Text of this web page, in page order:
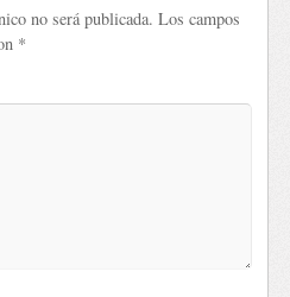
no será publicada. Los campos
*